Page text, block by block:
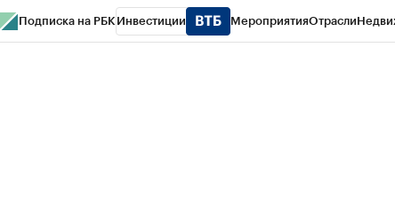
Подписка на РБК Инвестиции МероприятияОтрасли